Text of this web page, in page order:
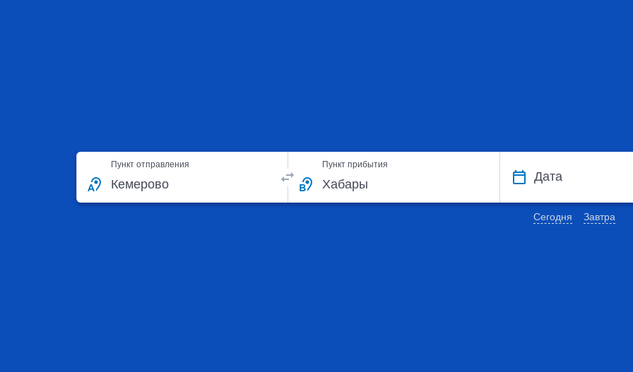
Пункт отправления Пункт прибытия
Дата
Сегодня Завтра